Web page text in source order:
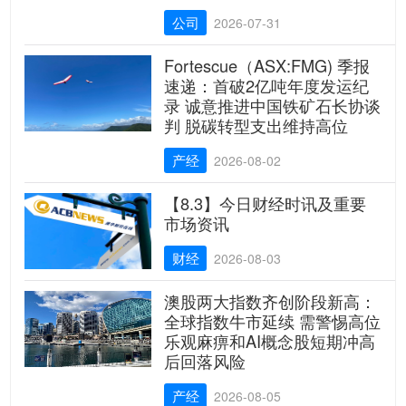
公司 2026-07-31
Fortescue（ASX:FMG) 季报
速递：首破2亿吨年度发运纪
录 诚意推进中国铁矿石长协谈
判 脱碳转型支出维持高位
产经 2026-08-02
【8.3】今日财经时讯及重要
市场资讯
财经 2026-08-03
澳股两大指数齐创阶段新高：
全球指数牛市延续 需警惕高位
乐观麻痹和AI概念股短期冲高
后回落风险
产经 2026-08-05